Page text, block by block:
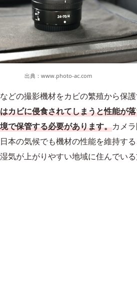
出典： www.photo-ac.com
どの撮影機材をカビの繁殖から保
カビに侵食されてしまうと性能が
で保管する必要があります。カメ
本の気候でも機材の性能を維持する
気が上がりやすい地域に住んでい